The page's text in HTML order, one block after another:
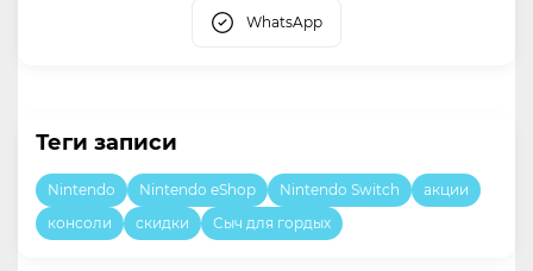
WhatsApp
Теги записи
Nintendo Nintendo eShop Nintendo Switch
акции
консоли
скидки Сыч для гордых